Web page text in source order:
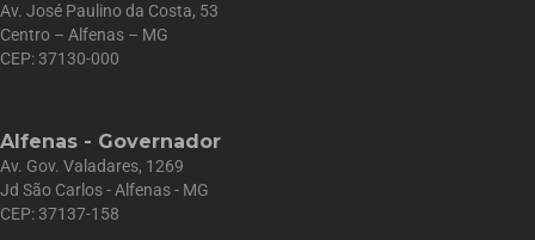
Av. José Paulino da Costa, 53
Centro – Alfenas – MG
CEP: 37130-000
Alfenas - Governador
Av. Gov. Valadares, 1269
Jd São Carlos - Alfenas - MG
CEP: 37137-158